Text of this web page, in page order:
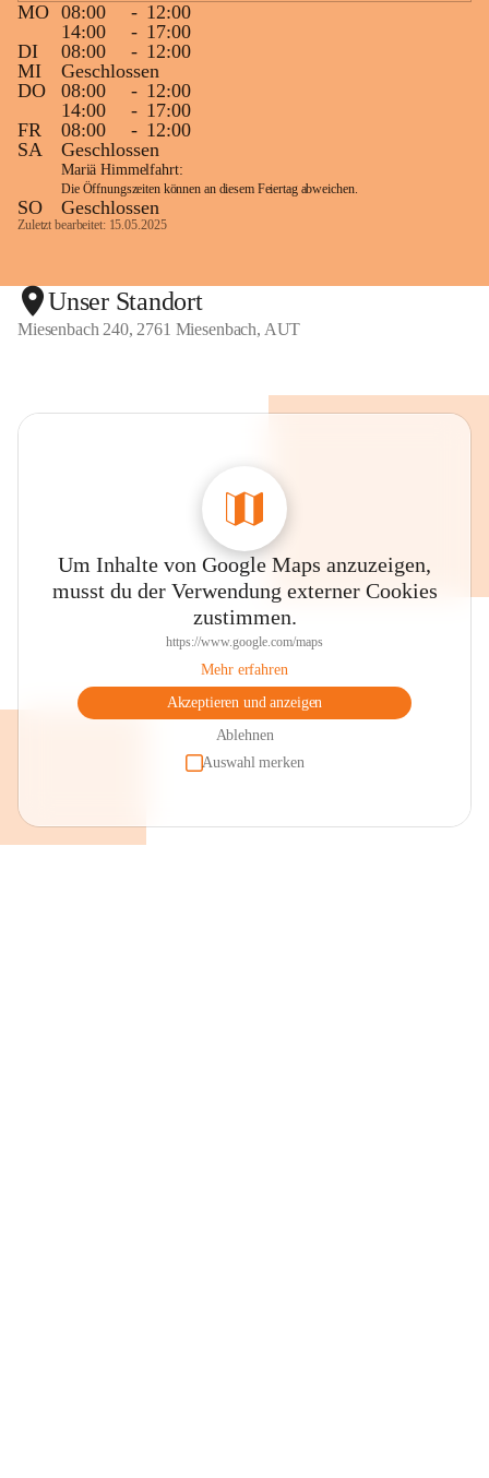
MO 08:00 - 12:00
14:00
- 17:00
DI
08:00 - 12:00
MI
Geschlossen
DO
08:00 - 12:00
14:00
- 17:00
FR
08:00 - 12:00
SA
Geschlossen
Mariä Himmelfahrt:
Die Öffnungszeiten können an diesem Feiertag abweichen.
SO Geschlossen
Zuletzt bearbeitet: 15.05.2025
Unser Standort
Miesenbach 240, 2761 Miesenbach, AUT
Um Inhalte von Google Maps anzuzeigen,
musst du der Verwendung externer Cookies
zustimmen.
https://www.google.com/maps
Mehr erfahren
Akzeptieren und anzeigen
Ablehnen
Auswahl merken